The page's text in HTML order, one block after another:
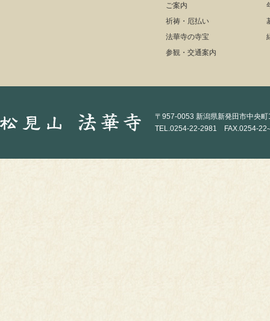
ご案内
祈祷・厄払い
法華寺の寺宝
参観・交通案内
〒957-0053 新潟県新発田市中央
TEL.0254-22-2981 FAX.0254-